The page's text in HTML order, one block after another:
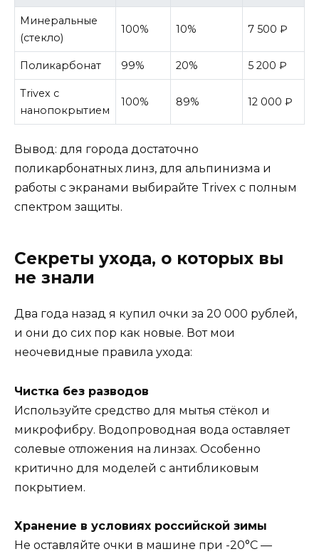
Минеральные
(стекло)
100% 10% 7 500 ₽
Поликарбонат 99% 20% 5 200 ₽
Trivex с
нанопокрытием
100% 89% 12 000 ₽
Вывод: для города достаточно
поликарбонатных линз, для альпинизма и
работы с экранами выбирайте Trivex с полным
спектром защиты.
Секреты ухода, о которых вы
не знали
Два года назад я купил очки за 20 000 рублей,
и они до сих пор как новые. Вот мои
неочевидные правила ухода:
Чистка без разводов
Используйте средство для мытья стёкол и
микрофибру. Водопроводная вода оставляет
солевые отложения на линзах. Особенно
критично для моделей с антибликовым
покрытием.
Хранение в условиях российской зимы
Не оставляйте очки в машине при -20°C —